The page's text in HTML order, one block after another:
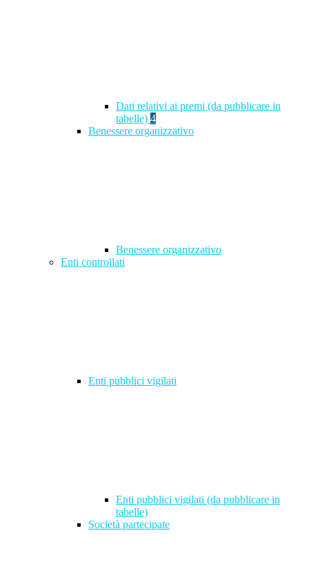
Dati relativi ai premi (da pubblicare in
tabelle) 4
Benessere organizzativo
Benessere organizzativo
Enti controllati
Enti pubblici vigilati
Enti pubblici vigilati (da pubblicare in
tabelle)
Società partecipate